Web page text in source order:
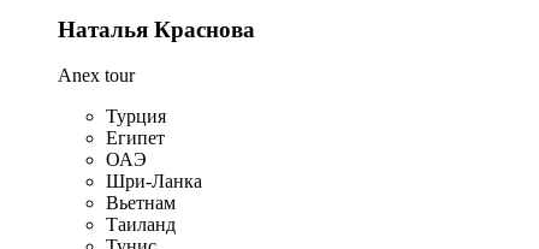
Наталья Краснова
Anex tour
Турция
Египет
ОАЭ
Шри-Ланка
Вьетнам
Таиланд